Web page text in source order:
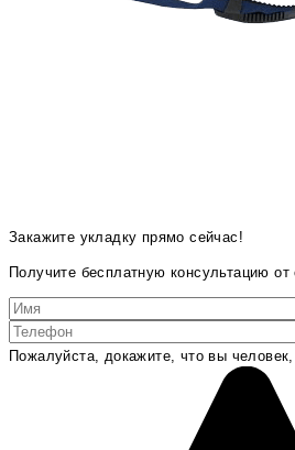
Закажите укладку прямо сейчас!
Получите бесплатную консультацию от
Пожалуйста, докажите, что вы